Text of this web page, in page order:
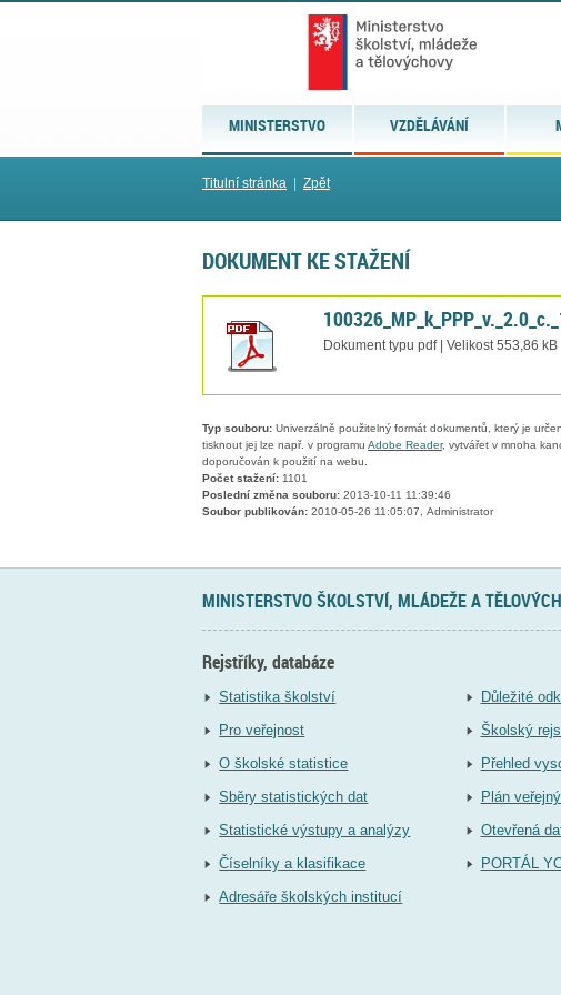
MINISTERSTVO VZDĚLÁVÁNÍ
Titulní stránka Zpět
DOKUMENT KE STAŽENÍ
Dokument typu pdf | Velikost 553,86 kB
Typ souboru: Univerzálně použitelný formát dokumentů, který je
tisknout jej lze např. v programu Adobe Reader, vytvářet v mnoha
doporučován k použití na webu.
Počet stažení: 1101
Poslední změna souboru: 2013-10-11 11:39:46
Soubor publikován: 2010-05-26 11:05:07, Administrator
MINISTERSTVO ŠKOLSTVÍ, MLÁDEŽE A
Rejstříky, databáze
Statistika školství
Pro veřejnost
O školské statistice
Sběry statistických dat
Statistické výstupy a analýzy
Číselníky a klasifikace
Adresáře školských institucí
Důležité
Školský
Přehled
Plán
Otevřená
PORTÁL